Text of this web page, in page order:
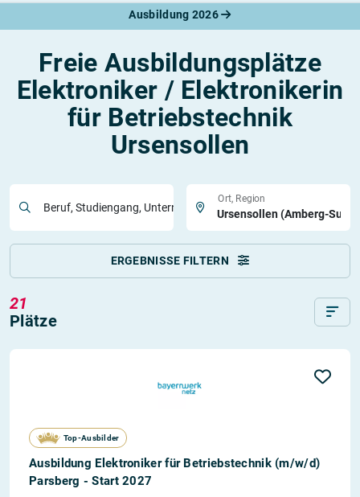
Ausbildung 2026
Freie Ausbildungsplätze
Elektroniker / Elektronikerin
für Betriebstechnik
Ursensollen
Beruf, Studiengang, Unternehmen
Ort, Region
ERGEBNISSE FILTERN
21
Plätze
Top-Ausbilder
Ausbildung Elektroniker für Betriebstechnik (m/w/d)
Parsberg - Start 2027